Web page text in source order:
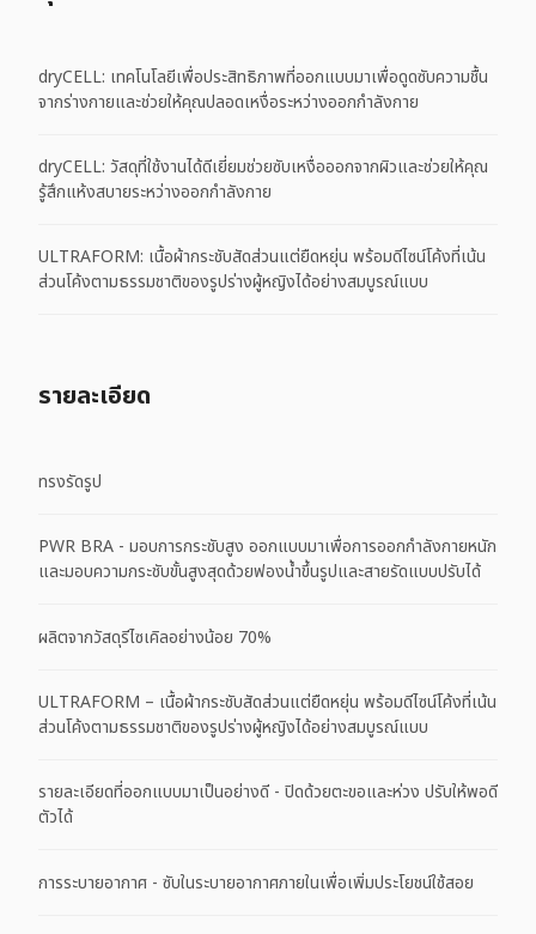
dryCELL: เทคโนโลยีเพื่อประสิทธิภาพที่ออกแบบมาเพื่อดูดซับความชื้น
จากร่างกายและช่วยให้คุณปลอดเหงื่อระหว่างออกกำลังกาย
dryCELL​: วัสดุที่ใช้งานได้ดีเยี่ยมช่วยซับเหงื่อออกจากผิวและช่วยให้คุณ
รู้สึกแห้งสบายระหว่างออกกำลังกาย
ULTRAFORM: เนื้อผ้ากระชับสัดส่วนแต่ยืดหยุ่น พร้อมดีไซน์โค้งที่เน้น
ส่วนโค้งตามธรรมชาติของรูปร่างผู้หญิงได้อย่างสมบูรณ์แบบ
รายละเอียด
ทรงรัดรูป
PWR BRA - มอบการกระชับสูง ออกแบบมาเพื่อการออกกำลังกายหนัก
และมอบความกระชับขั้นสูงสุดด้วยฟองน้ำขึ้นรูปและสายรัดแบบปรับได้
ผลิตจากวัสดุรีไซเคิลอย่างน้อย 70%
ULTRAFORM – เนื้อผ้ากระชับสัดส่วนแต่ยืดหยุ่น พร้อมดีไซน์โค้งที่เน้น
ส่วนโค้งตามธรรมชาติของรูปร่างผู้หญิงได้อย่างสมบูรณ์แบบ
รายละเอียดที่ออกแบบมาเป็นอย่างดี - ปิดด้วยตะขอและห่วง ปรับให้พอดี
ตัวได้
การระบายอากาศ - ซับในระบายอากาศภายในเพื่อเพิ่มประโยชน์ใช้สอย